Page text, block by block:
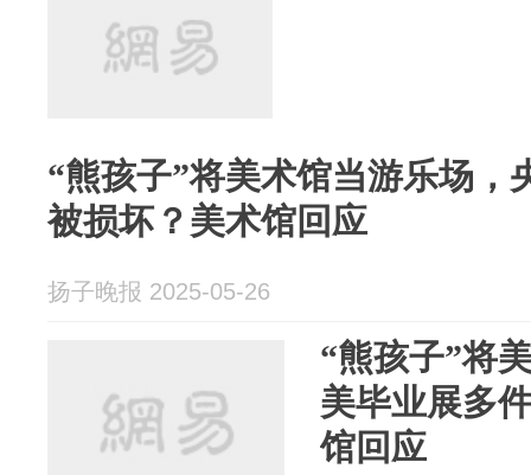
“熊孩子”将美术馆当游乐场，
被损坏？美术馆回应
扬子晚报 2025-05-26
“熊孩子”将
美毕业展多
馆回应